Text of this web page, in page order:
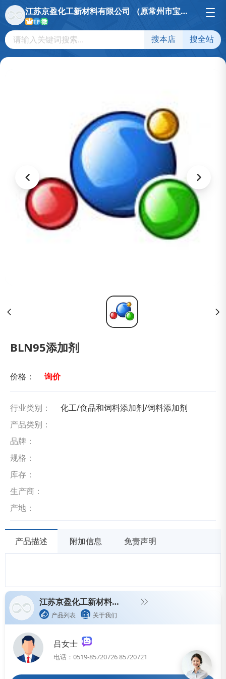
江苏京盈化工新材料有限公司 （原常州市宝隆化工有限公司）
TP微
搜本店 搜全站
BLN95添加剂
价格： 询价
行业类别：
化工/食品和饲料添加剂/饲料添加剂
产品类别：
品牌：
规格：
库存：
生产商：
产地：
产品描述 附加信息 免责声明
江苏京盈化工新材料有限公司 （原常州市宝隆化工有限公司）
产品列表 关于我们
吕女士
电话：0519-85720726 85720721